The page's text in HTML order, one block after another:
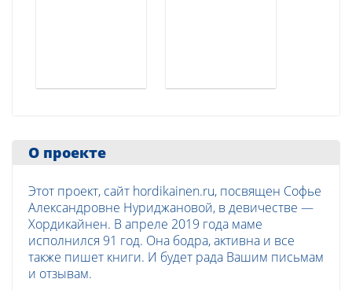
О проекте
Этот проект, сайт hordikainen.ru, посвящен Софье
Александровне Нуриджановой, в девичестве —
Хордикайнен. В апреле 2019 года маме
исполнился 91 год. Она бодра, активна и все
также пишет книги. И будет рада Вашим письмам
и отзывам.